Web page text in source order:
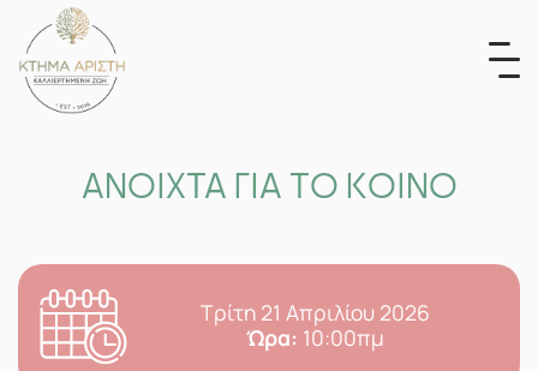
content
ΑΝΟΙΧΤΑ ΓΙΑ ΤΟ ΚΟΙΝΟ
Τρίτη 21 Απριλίου 2026
Ώρα: 10:00πμ